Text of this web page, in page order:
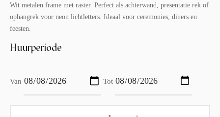
Wit metalen frame met raster. Perfect als achterwand, presentatie rek of
ophangrek voor neon lichtletters. Ideaal voor ceremonies, diners en
feesten.
Huurperiode
Van Tot